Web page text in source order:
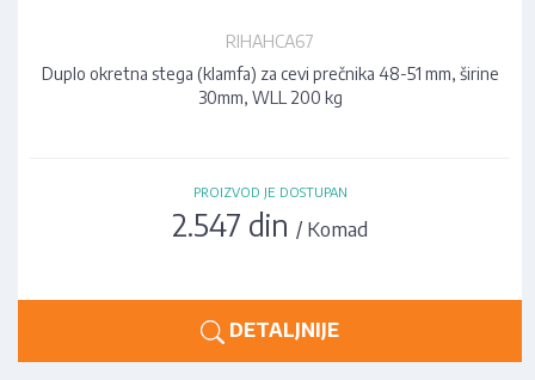
RIHAHCA67
Duplo okretna stega (klamfa) za cevi prečnika 48-51 mm, širine
30mm, WLL 200 kg
PROIZVOD JE DOSTUPAN
2.547 din / Komad
DETALJNIJE